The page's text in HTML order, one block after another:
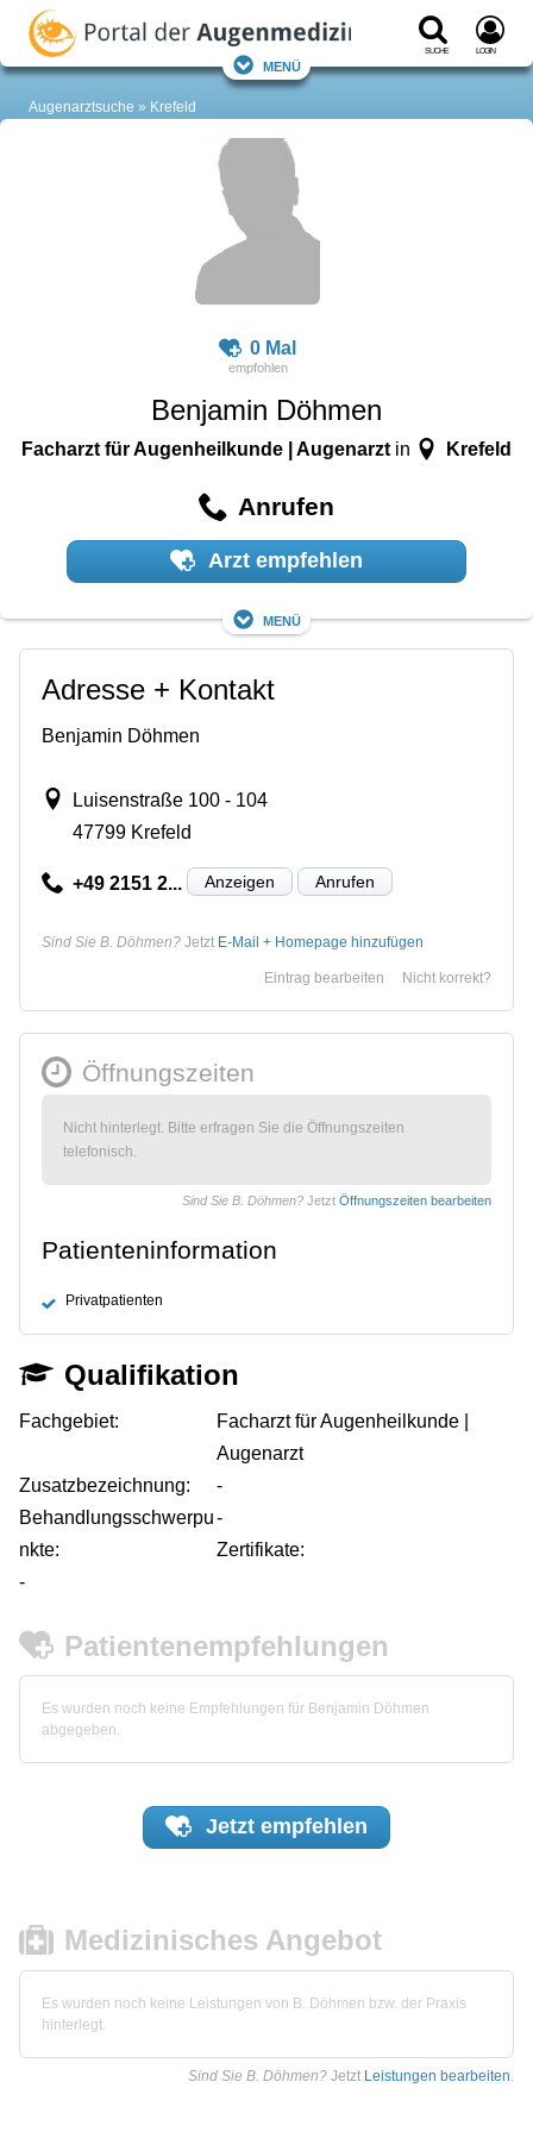
Suche Login
Menü
Augenarztsuche Krefeld
0 Mal
Benjamin Döhmen
Facharzt für Augenheilkunde | Augenarzt in Krefeld
Anrufen
Arzt empfehlen
Menü
Adresse + Kontakt
Benjamin Döhmen
Luisenstraße 100 - 104
47799 Krefeld
+49 2151 2... Anzeigen Anrufen
Sind Sie B. Döhmen? Jetzt E-Mail + Homepage hinzufügen
Nicht korrekt?
Eintrag bearbeiten
Öffnungszeiten
Nicht hinterlegt. Bitte erfragen Sie die Öffnungszeiten
telefonisch.
Sind Sie B. Döhmen? Jetzt Öffnungszeiten bearbeiten
Patienteninformation
Privatpatienten
Qualifikation
Fachgebiet:
Facharzt für Augenheilkunde |
Augenarzt
Zusatzbezeichnung:
-
Behandlungsschwerpu
nkte:
-
Zertifikate:
-
Patientenempfehlungen
Es wurden noch keine Empfehlungen für Benjamin Döhmen
abgegeben.
Jetzt empfehlen
Medizinisches Angebot
Es wurden noch keine Leistungen von B. Döhmen bzw. der Praxis
hinterlegt.
Sind Sie B. Döhmen? Jetzt Leistungen bearbeiten.